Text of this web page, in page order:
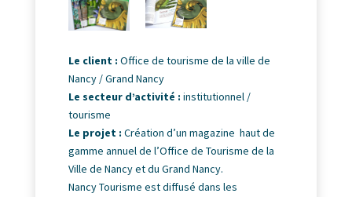
Le client : Office de tourisme de la ville de
Nancy / Grand Nancy
Le secteur d’activité : institutionnel /
tourisme
Le projet : Création d’un magazine haut de
gamme annuel de l’Office de Tourisme de la
Ville de Nancy et du Grand Nancy.
Nancy Tourisme est diffusé dans les